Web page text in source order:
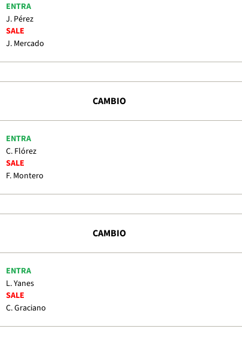
ENTRA
J. Pérez
SALE
J. Mercado
CAMBIO
ENTRA
C. Flórez
SALE
F. Montero
CAMBIO
ENTRA
L. Yanes
SALE
C. Graciano